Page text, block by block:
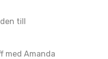
till
med Amanda